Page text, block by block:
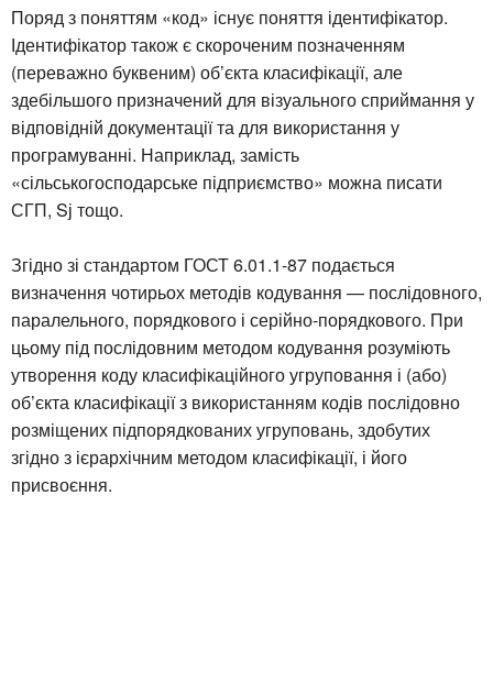
Поряд з поняттям «код» існує поняття ідентифікатор.
Ідентифікатор також є скороченим позначенням
(переважно буквеним) об’єкта класифікації, але
здебільшого призначений для візуального сприймання у
відповідній документації та для використання у
програмуванні. Наприклад, замість
«сільськогосподарське підприємство» можна писати
СГП, Sј тощо.
Згідно зі стандартом ГОСТ 6.01.1-87 подається
визначення чотирьох методів кодування — послідовного,
паралельного, порядкового і серійно-порядкового. При
цьому під послідовним методом кодування розуміють
утворення коду класифікаційного угруповання і (або)
об’єкта класифікації з використанням кодів послідовно
розміщених підпорядкованих угруповань, здобутих
згідно з ієрархічним методом класифікації, і його
присвоєння.